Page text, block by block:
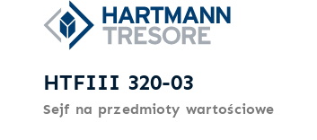
HTFIII 320-03
Sejf na przedmioty wartościowe